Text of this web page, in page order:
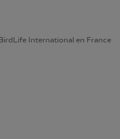
International en France